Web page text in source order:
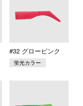
#32 グローピンク
蛍光カラー